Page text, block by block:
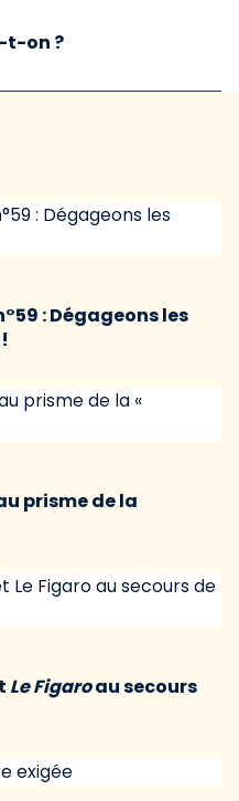
t-on ?
: Dégageons les
prisme de la
Le Figaroau secours